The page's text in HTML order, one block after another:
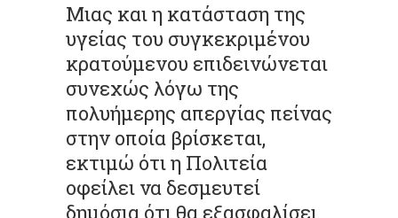
Μιας και η κατάσταση της
υγείας του συγκεκριμένου
κρατούμενου επιδεινώνεται
συνεχώς λόγω της
πολυήμερης απεργίας πείνας
στην οποία βρίσκεται,
εκτιμώ ότι η Πολιτεία
οφείλει να δεσμευτεί
δημόσια ότι θα εξασφαλίσει